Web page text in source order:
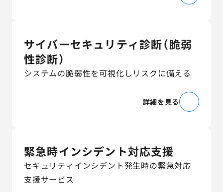
サイバーセキュリティ診断（脆弱
性診断）
システムの脆弱性を可視化しリスクに備える
詳細を見る
緊急時インシデント対応支援
セキュリティインシデント発生時の緊急対応
支援サービス